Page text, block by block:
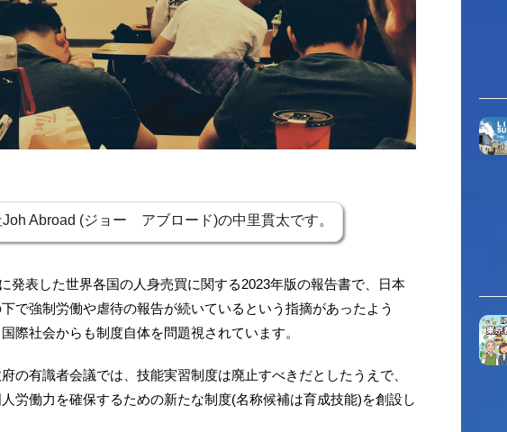
Abroad (ジョー アブロード)の中里貫太です。
発表した世界各国の人身売買に関する2023年版の報告書で、日本
で強制労働や虐待の報告が続いているという指摘があったよう
際社会からも制度自体を問題視されています。
の有識者会議では、技能実習制度は廃止すべきだとしたうえで、
労働力を確保するための新たな制度(名称候補は育成技能)を創設し